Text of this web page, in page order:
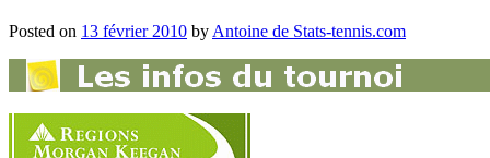
Posted on 13 février 2010 by Antoine de Stats-tennis.com